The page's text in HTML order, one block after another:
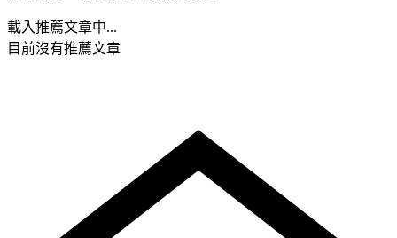
載入推薦文章中...
目前沒有推薦文章